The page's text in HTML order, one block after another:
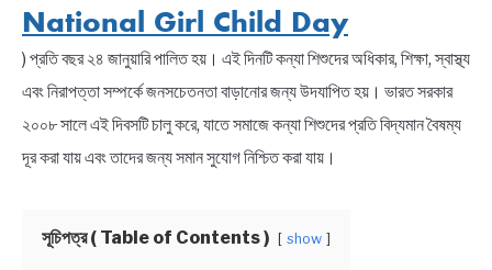
EDUCATIONAL
BENGALI WISHES
QUOTES & CAPTIONS
NEWS
Wishes
National Girl Child Day
) প্রতি বছর ২৪ জানুয়ারি পালিত হয়। এই দিনটি কন্যা শিশুদের অধিকার, শিক্ষা, স্বাস্থ্য
এবং নিরাপত্তা সম্পর্কে জনসচেতনতা বাড়ানোর জন্য উদযাপিত হয়। ভারত সরকার
২০০৮ সালে এই দিবসটি চালু করে, যাতে সমাজে কন্যা শিশুদের প্রতি বিদ্যমান বৈষম্য
দূর করা যায় এবং তাদের জন্য সমান সুযোগ নিশ্চিত করা যায়।
সূচিপত্র ( Table of Contents ) show